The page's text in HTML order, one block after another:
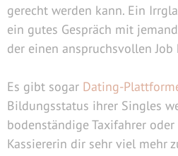
gerecht werden kann. Ein
ein gutes Gespräch mit
der einen anspruchsvollen Job
Es gibt sogar Dating-
Bildungsstatus ihrer Singles
bodenständige Taxifahrer
Kassiererin dir sehr viel mehr